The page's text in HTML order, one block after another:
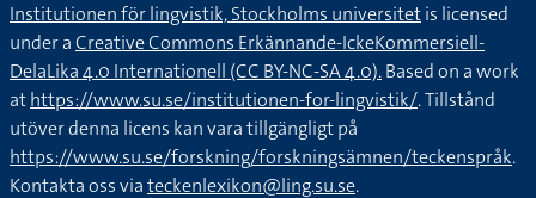
Institutionen för lingvistik, Stockholms universitetis licensed
under aCreative Commons Erkännande-IckeKommersiell-
DelaLika 4.0 Internationell (CC BY-NC-SA 4.0).Based on a work
athttps://www.su.se/institutionen-for-lingvistik/. Tillstånd
utöver denna licens kan vara tillgängligt på
https://www.su.se/forskning/forskningsämnen/teckenspråk.
Kontakta oss viateckenlexikon@ling.su.se.